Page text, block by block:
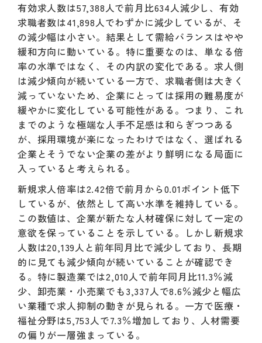
有効求人数は57,388人で前月比634人減少し、有効
求職者数は41,898人でわずかに減少しているが、そ
の減少幅は小さい。結果として需給バランスはやや
緩和方向に動いている。特に重要なのは、単なる倍
率の水準ではなく、その内訳の変化である。求人側
は減少傾向が続いている一方で、求職者側は大きく
減っていないため、企業にとっては採用の難易度が
緩やかに変化している可能性がある。つまり、これ
までのような極端な人手不足感は和らぎつつある
が、採用環境が楽になったわけではなく、選ばれる
企業とそうでない企業の差がより鮮明になる局面に
入っていると考えられる。
新規求人倍率は2.42倍で前月から0.01ポイント低下
しているが、依然として高い水準を維持している。
この数値は、企業が新たな人材確保に対して一定の
意欲を保っていることを示している。しかし新規求
人数は20,139人と前年同月比で減少しており、長期
的に見ても減少傾向が続いていることが確認でき
る。特に製造業では2,010人で前年同月比11.3％減
少、卸売業・小売業でも3,337人で8.6％減少と幅広
い業種で求人抑制の動きが見られる。一方で医療・
福祉分野は5,753人で7.3％増加しており、人材需要
の偏りが一層強まっている。